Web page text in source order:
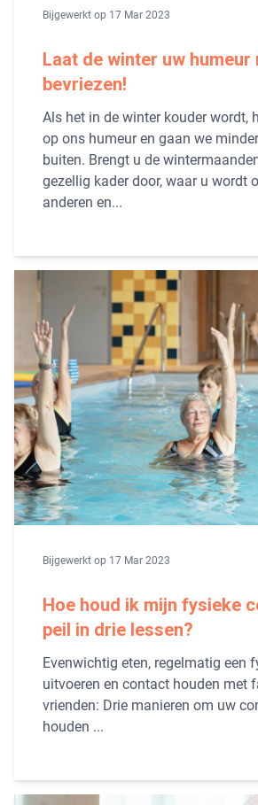
Bijgewerkt op 17 Mar 2023
Laat de winter uw humeur
bevriezen!
Als het in de winter kouder wordt,
op ons humeur en gaan we
buiten. Brengt u de
gezellig kader door, waar u wordt
anderen en...
Bijgewerkt op 17 Mar 2023
Hoe houd ik mijn fysieke
peil in drie lessen?
Evenwichtig eten, regelmatig een
uitvoeren en contact houden met
vrienden: Drie manieren om uw
houden ...